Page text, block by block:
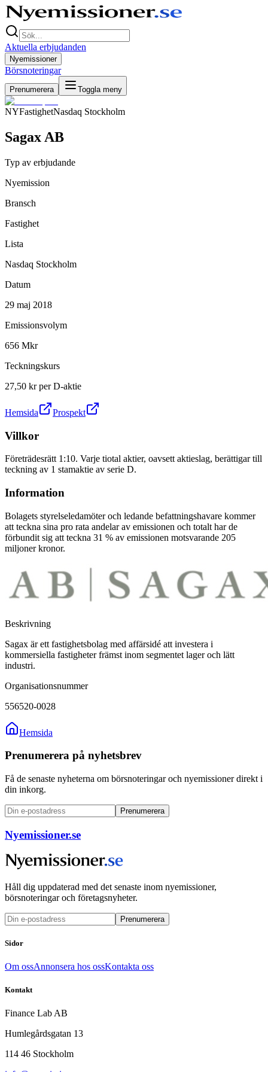
Aktuella erbjudanden
Nyemissioner
Börsnoteringar
Prenumerera Toggla meny
NYFastighetNasdaq Stockholm
Sagax AB
Typ av erbjudande
Nyemission
Bransch
Fastighet
Lista
Nasdaq Stockholm
Datum
29 maj 2018
Emissionsvolym
656 Mkr
Teckningskurs
27,50 kr per D-aktie
Hemsida Prospekt
Villkor
Företrädesrätt 1:10. Varje tiotal aktier, oavsett aktieslag, berättigar till
teckning av 1 stamaktie av serie D.
Information
Bolagets styrelseledamöter och ledande befattningshavare kommer
att teckna sina pro rata andelar av emissionen och totalt har de
förbundit sig att teckna 31 % av emissionen motsvarande 205
miljoner kronor.
Beskrivning
Sagax är ett fastighetsbolag med affärsidé att investera i
kommersiella fastigheter främst inom segmentet lager och lätt
industri.
Organisationsnummer
556520-0028
Hemsida
Prenumerera på nyhetsbrev
Få de senaste nyheterna om börsnoteringar och nyemissioner direkt i
din inkorg.
Prenumerera
Nyemissioner.se
Håll dig uppdaterad med det senaste inom nyemissioner,
börsnoteringar och företagsnyheter.
Prenumerera
Sidor
Om ossAnnonsera hos ossKontakta oss
Kontakt
Finance Lab AB
Humlegårdsgatan 13
114 46 Stockholm